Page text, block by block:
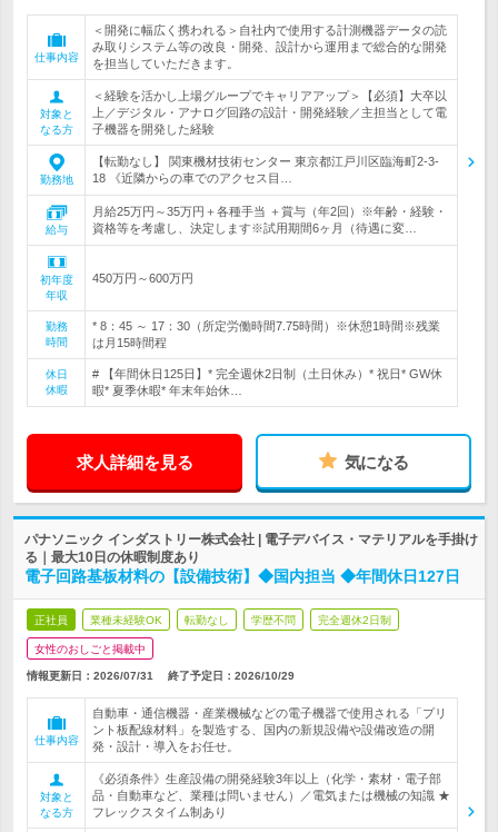
仕事内容
＜開発に幅広く携われる＞自社内で使用する計測機器データの読
み取りシステム等の改良・開発、設計から運用まで総合的な開発
を担当していただきます。
対象と
なる方
＜経験を活かし上場グループでキャリアアップ＞【必須】大卒以
上／デジタル・アナログ回路の設計・開発経験／主担当として電
子機器を開発した経験
勤務地
【転勤なし】 関東機材技術センター 東京都江戸川区臨海町2-3-
18 《近隣からの車でのアクセス目…
給与
月給25万円～35万円＋各種手当 ＋賞与（年2回）※年齢・経験・
資格等を考慮し、決定します※試用期間6ヶ月（待遇に変…
初年度
年収
450万円～600万円
勤務
時間
* 8：45 ～ 17：30（所定労働時間7.75時間）※休憩1時間※残業
は月15時間程
休日
休暇
# 【年間休日125日】* 完全週休2日制（土日休み）* 祝日* GW休
暇* 夏季休暇* 年末年始休…
求人詳細を見る 気になる
パナソニック インダストリー株式会社 | 電子デバイス・マテリアルを手掛け
る｜最大10日の休暇制度あり
電子回路基板材料の【設備技術】◆国内担当 ◆年間休日127日
正社員 業種未経験OK 転勤なし 学歴不問 完全週休2日制
女性のおしごと掲載中
情報更新日：2026/07/31 終了予定日： 2026/10/29
仕事内容
自動車・通信機器・産業機械などの電子機器で使用される「プリ
ント板配線材料」を製造する、国内の新規設備や設備改造の開
発・設計・導入をお任せ。
対象と
なる方
《必須条件》生産設備の開発経験3年以上（化学・素材・電子部
品・自動車など、業種は問いません）／電気または機械の知識 ★
フレックスタイム制あり